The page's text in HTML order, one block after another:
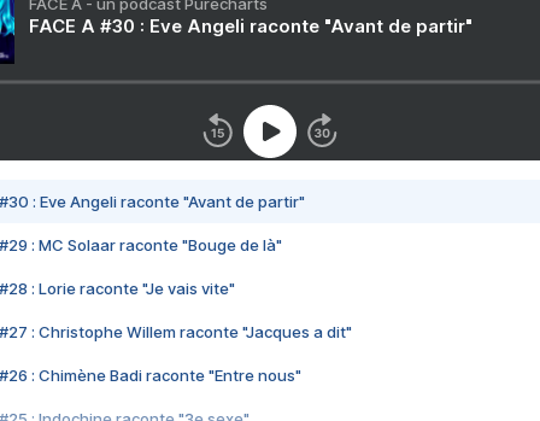
FACE A #30 : Eve Angeli raconte "Avant de partir"
#30 : Eve Angeli raconte "Avant de partir"
#29 : MC Solaar raconte "Bouge de là"
#28 : Lorie raconte "Je vais vite"
#27 : Christophe Willem raconte "Jacques a dit"
#26 : Chimène Badi raconte "Entre nous"